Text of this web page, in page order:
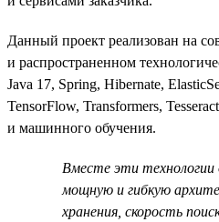
Данный проект реализован на
и распространенном
Java 17, Spring, Hibernate,
TensorFlow, Transformers,
и машинного обучения.
Вместе эти технологии
мощную и гибкую
хранения, скорость